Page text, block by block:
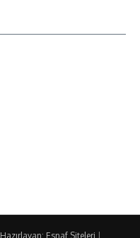
Hazırlayan: Esnaf Siteleri